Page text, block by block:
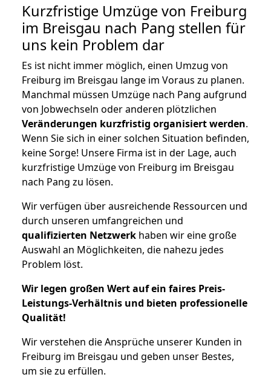
Kurzfristige Umzüge von Freiburg
im Breisgau nach Pang stellen für
uns kein Problem dar
Es ist nicht immer möglich, einen Umzug von
Freiburg im Breisgau lange im Voraus zu planen.
Manchmal müssen Umzüge nach Pang aufgrund
von Jobwechseln oder anderen plötzlichen
Veränderungen kurzfristig organisiert werden.
Wenn Sie sich in einer solchen Situation befinden,
keine Sorge! Unsere Firma ist in der Lage, auch
kurzfristige Umzüge von Freiburg im Breisgau
nach Pang zu lösen.
Wir verfügen über ausreichende Ressourcen und
durch unseren umfangreichen und
qualifizierten Netzwerk haben wir eine große
Auswahl an Möglichkeiten, die nahezu jedes
Problem löst.
Wir legen großen Wert auf ein faires Preis-
Leistungs-Verhältnis und bieten professionelle
Qualität!
Wir verstehen die Ansprüche unserer Kunden in
Freiburg im Breisgau und geben unser Bestes,
um sie zu erfüllen.